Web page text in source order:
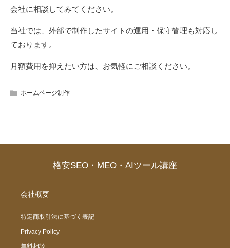
会社に相談してみてください。
当社では、外部で制作したサイトの運用・保守管理も対応し
ております。
月額費用を抑えたい方は、お気軽にご相談ください。
ホームページ制作
格安SEO・MEO・AIツール講座
会社概要
特定商取引法に基づく表記
Privacy Policy
無料相談